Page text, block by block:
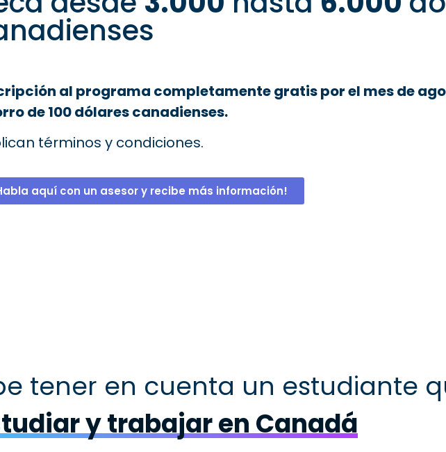
al programa completamente gratis por el mes de
de 100 dólares canadienses.
términos y condiciones.
aquí con un asesor y recibe más información!
tener en cuenta un estudiante
y trabajar en Canadá